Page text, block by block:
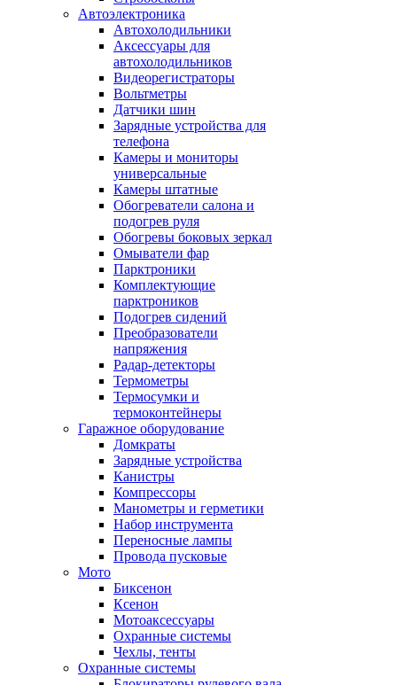
Автоэлектроника
Автохолодильники
Аксессуары для
автохолодильников
Видеорегистраторы
Вольтметры
Датчики шин
Зарядные устройства для
телефона
Камеры и мониторы
универсальные
Камеры штатные
Обогреватели салона и
подогрев руля
Обогревы боковых зеркал
Омыватели фар
Парктроники
Комплектующие
парктроников
Подогрев сидений
Преобразователи
напряжения
Радар-детекторы
Термометры
Термосумки и
термоконтейнеры
Гаражное оборудование
Домкраты
Зарядные устройства
Канистры
Компрессоры
Манометры и герметики
Набор инструмента
Переносные лампы
Провода пусковые
Мото
Биксенон
Ксенон
Мотоаксессуары
Охранные системы
Чехлы, тенты
Охранные системы